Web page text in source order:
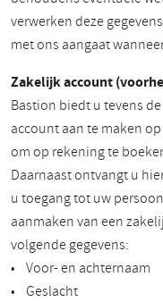
verwerken deze
met ons aangaat
Zakelijk account
Bastion biedt u tevens
account aan te maken
om op rekening te
Daarnaast ontvangt u
u toegang tot uw
aanmaken van een
volgende gegevens:
• Voor- en achternaam
• Geslacht